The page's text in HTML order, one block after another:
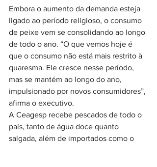
Embora o aumento da demanda esteja
ligado ao período religioso, o consumo
de peixe vem se consolidando ao longo
de todo o ano. “O que vemos hoje é
que o consumo não está mais restrito à
quaresma. Ele cresce nesse período,
mas se mantém ao longo do ano,
impulsionado por novos consumidores”,
afirma o executivo.
A Ceagesp recebe pescados de todo o
país, tanto de água doce quanto
salgada, além de importados como o